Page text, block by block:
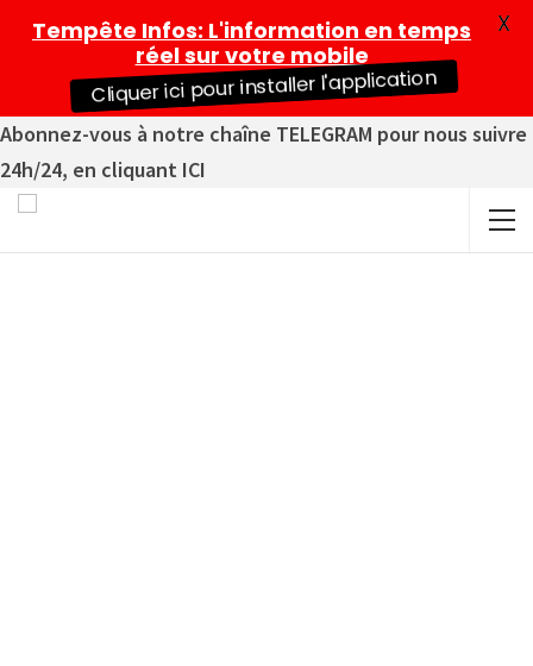
Abonnez-vous à notre chaîne TELEGRAM pour nous suivre
24h/24, en cliquant ICI
Tempête Infos: L'information en temps
réel sur votre mobile
Cliquer ici pour installer l'application
X